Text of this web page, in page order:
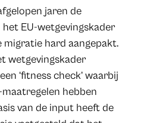
jaren de
EU-wetgevingskader
hard aangepakt.
wetgevingskader
‘fitness check’ waarbij
hebben
van de input heeft de